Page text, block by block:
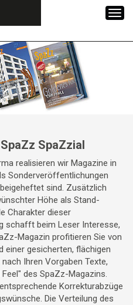
SpaZzial
realisieren wir Magazine in
Sonderveröffentlichungen
sind. Zusätzlich
Höhe als Stand-
Charakter dieser
schafft beim Leser Interesse,
Magazin profitieren Sie von
einer gesicherten, flächigen
Ihren Vorgaben Texte,
des SpaZz-Magazins.
Korrekturabzüge
Die Verteilung des